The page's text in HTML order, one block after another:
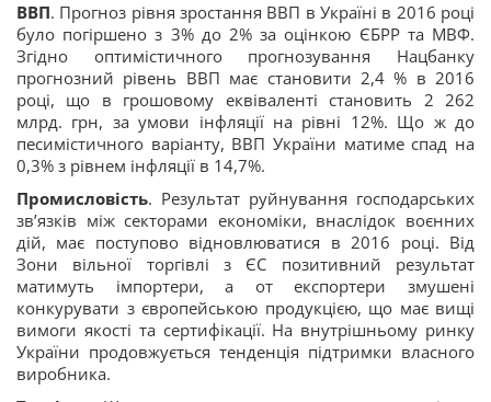
ВВП. Прогноз рівня зростання ВВП в Україні в 2016 році
було погіршено з 3% до 2% за оцінкою ЄБРР та МВФ.
Згідно оптимістичного прогнозування Нацбанку
прогнозний рівень ВВП має становити 2,4 % в 2016
році, що в грошовому еквіваленті становить 2 262
млрд. грн, за умови інфляції на рівні 12%. Що ж до
песимістичного варіанту, ВВП України матиме спад на
0,3% з рівнем інфляції в 14,7%.
Промисловість. Результат руйнування господарських
зв’язків між секторами економіки, внаслідок воєнних
дій, має поступово відновлюватися в 2016 році. Від
Зони вільної торгівлі з ЄС позитивний результат
матимуть імпортери, а от експортери змушені
конкурувати з європейською продукцією, що має вищі
вимоги якості та сертифікації. На внутрішньому ринку
України продовжується тенденція підтримки власного
виробника.